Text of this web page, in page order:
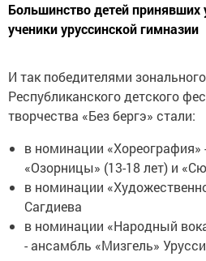
Большинство детей принявших
ученики уруссинской гимназии
И так победителями
Республиканского детского
творчества «Без бергэ» стали:
в номинации «Хореография»
«Озорницы» (13-18 лет) и
в номинации
Сагдиева
в номинации «Народный
- ансамбль «Мизгель»